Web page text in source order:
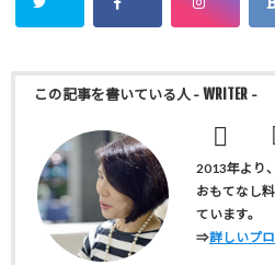
この記事を書いている人 - WRITER -
2013年より
おもてなし
ています。
⇒詳しいプ